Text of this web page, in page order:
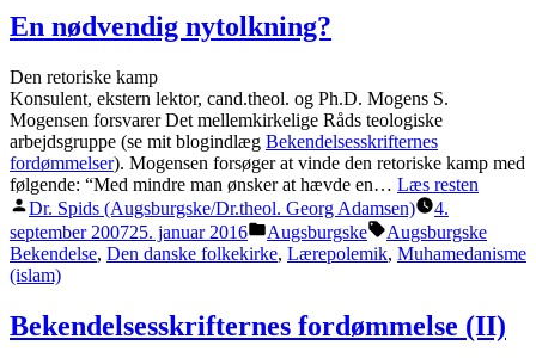
En nødvendig nytolkning?
Den retoriske kamp
Konsulent, ekstern lektor, cand.theol. og Ph.D. Mogens S.
Mogensen forsvarer Det mellemkirkelige Råds teologiske
arbejdsgruppe (se mit blogindlæg Bekendelsesskrifternes
fordømmelser). Mogensen forsøger at vinde den retoriske kamp med
følgende: “Med mindre man ønsker at hævde en… Læs resten
Posted
by
Dr. Spids (Augsburgske/Dr.theol. Georg Adamsen)
4.
september 200725. januar 2016
Posted
in
Augsburgske Tags:
Augsburgske
Bekendelse, Den danske folkekirke, Lærepolemik, Muhamedanisme
(islam)
Bekendelsesskrifternes fordømmelse (II)